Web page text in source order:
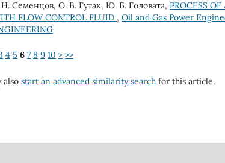
Н. Семенцов, О. В. Гутак, Ю. Б. Головата, PROCESS
FLOW CONTROL FLUID , Oil and Gas Power
4 5 6 7 8 9 10 > >>
also start an advanced similarity search for this article.